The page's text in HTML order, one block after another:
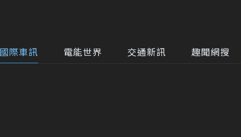
國際車訊 電能世界 交通新訊 趣聞網搜